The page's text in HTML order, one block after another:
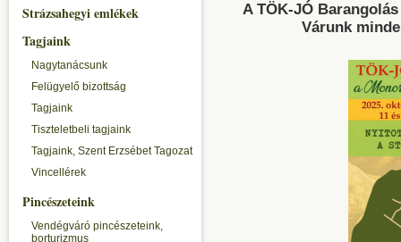
Strázsahegyi emlékek
Tagjaink
Nagytanácsunk
Felügyelő bizottság
Tagjaink
Tiszteletbeli tagjaink
Tagjaink, Szent Erzsébet Tagozat
Vincellérek
Pincészeteink
Vendégváró pincészeteink,
borturizmus
A TÖK-JÓ
Várunk